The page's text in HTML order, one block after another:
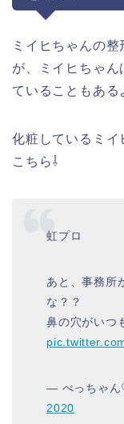
ミイヒちゃんの
が、ミイヒちゃん
ていることもある
化粧しているミイ
こちら⇩
虹プロ
あと、事務所
な？？
鼻の穴がいつ
— べっちゃ
2020